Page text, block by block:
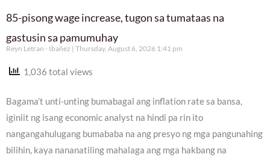
85-pisong wage increase, tugon sa tumataas na
gastusin sa pamumuhay
Reyn Letran - Ibañez Thursday, August 6, 2026 1:41 pm
1,036 total views
Bagama’t unti-unting bumabagal ang inflation rate sa bansa,
iginiit ng isang economic analyst na hindi pa rin ito
nangangahulugang bumababa na ang presyo ng mga pangunahing
bilihin, kaya nananatiling mahalaga ang mga hakbang na